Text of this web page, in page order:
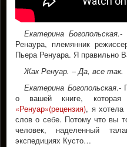
Екатерина Богопольская.-
Ренаура, племянник
Пьера Ренуара. Я правильно
Жак Ренуар. –Да, все так.
Екатерина Богопольская.-
о вашей книге, которая
«Ренуар»(рецензия), я хотела
слов о себе. Потому что вы
человек, наделенный
экспедициях Кусто…